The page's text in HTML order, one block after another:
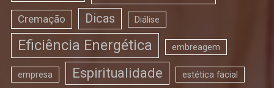
Cremação Dicas Diálise
Eficiência Energética embreagem
empresa Espiritualidade estética facial